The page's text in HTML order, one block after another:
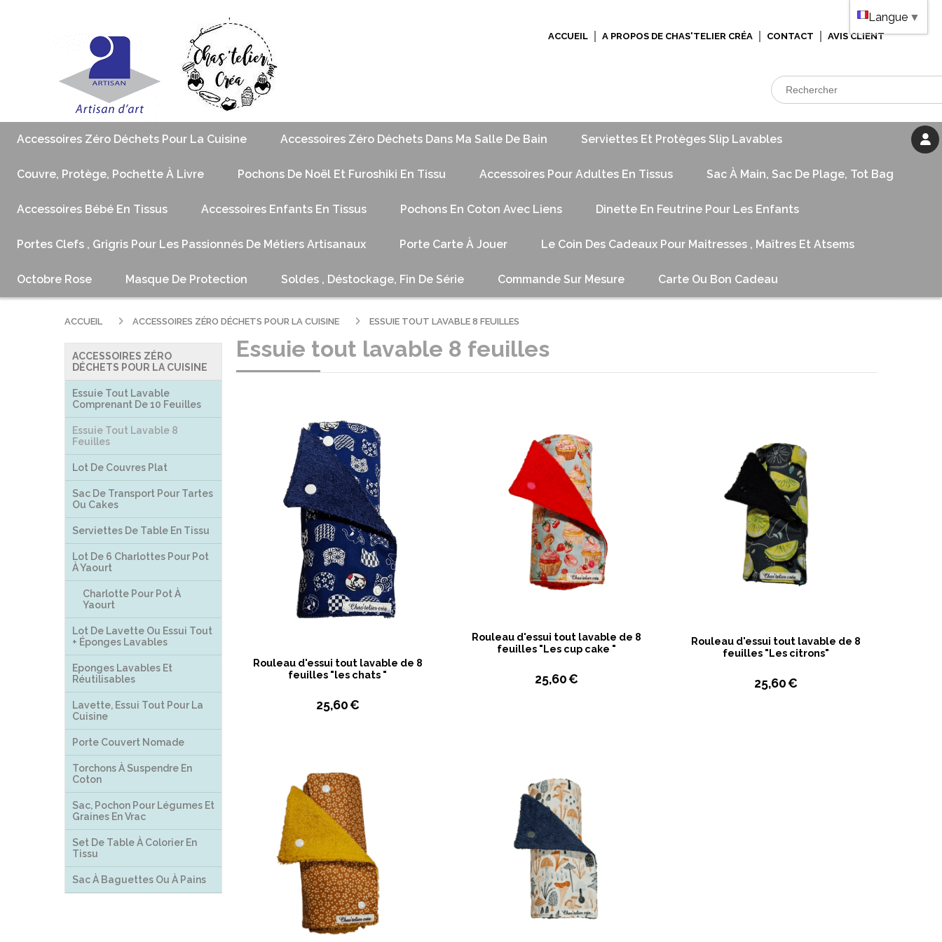
ACCUEIL A PROPOS DE CHAS'TELIER CRÉA CONTACT AVIS CLIENT
Accessoires Zéro Déchets Pour La Cuisine Accessoires Zéro Déchets Dans Ma Salle De Bain Serviettes Et Protèges Slip Lavables
Couvre, Protège, Pochette À Livre Pochons De Noël Et Furoshiki En Tissu Accessoires Pour Adultes En Tissus Sac À Main, Sac De Plage, Tot Bag
Accessoires Bébé En Tissus Accessoires Enfants En Tissus Pochons En Coton Avec Liens Dinette En Feutrine Pour Les Enfants
Portes Clefs , Grigris Pour Les Passionnés De Métiers Artisanaux Porte Carte À Jouer Le Coin Des Cadeaux Pour Maitresses , Maîtres Et Atsems
Octobre Rose Masque De Protection Soldes , Déstockage, Fin De Série Commande Sur Mesure Carte Ou Bon Cadeau
ACCESSOIRES ZÉRO
DÉCHETS POUR LA CUISINE
Essuie Tout Lavable
Comprenant De 10 Feuilles
Essuie Tout Lavable 8
Feuilles
Lot De Couvres Plat
Sac De Transport Pour Tartes
Ou Cakes
Serviettes De Table En Tissu
Lot De 6 Charlottes Pour Pot
À Yaourt
Charlotte Pour Pot À
Yaourt
Lot De Lavette Ou Essui Tout
+ Éponges Lavables
Eponges Lavables Et
Réutilisables
Lavette, Essui Tout Pour La
Cuisine
Porte Couvert Nomade
Torchons À Suspendre En
Coton
Sac, Pochon Pour Légumes Et
Graines En Vrac
Set De Table À Colorier En
Tissu
Sac À Baguettes Ou À Pains
ACCUEIL ACCESSOIRES ZÉRO DÉCHETS POUR LA CUISINE ESSUIE TOUT LAVABLE 8 FEUILLES
Essuie tout lavable 8 feuilles
Rouleau d'essui tout lavable de 8
feuilles "les chats "
25,60€
Rouleau d'essui tout lavable de 8
feuilles "Les cup cake "
25,60€
Rouleau d'essui tout lavable de 8
feuilles "Les citrons"
25,60€
Langue ▼